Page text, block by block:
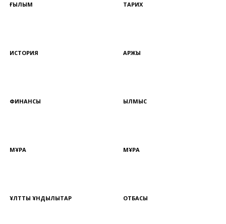
ҒЫЛЫМ ТАРИХ
ИСТОРИЯ ҚАРЖЫ
ФИНАНСЫ ҚЫЛМЫС
МҰРА МҰРА
ҰЛТТЫҚ ҚҰНДЫЛЫҚТАР ОТБАСЫ